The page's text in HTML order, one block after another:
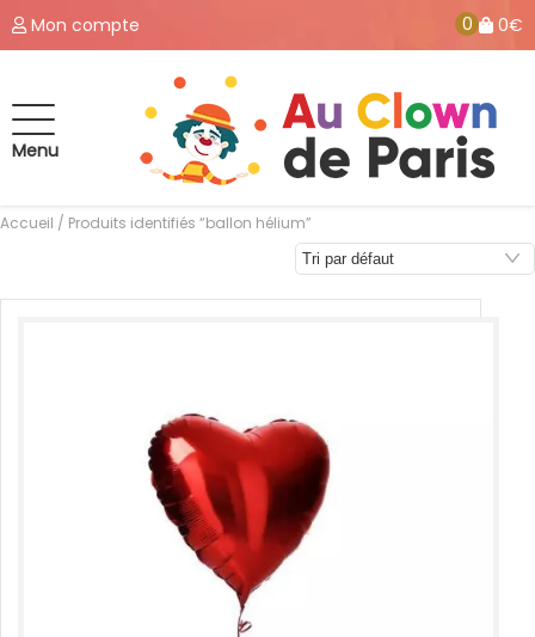
Mon compte 0 0€
Menu
Accueil / Produits identifiés “ballon hélium”